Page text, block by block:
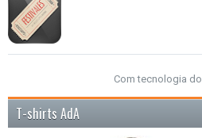
Com tecnologia do
T-shirts AdA